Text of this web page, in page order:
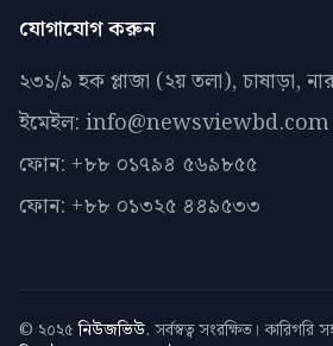
যোগাযোগ করুন
২৩১/৯ হক প্লাজা (২য় তলা), চাষাড়া,
ইমেইল: info@newsviewbd.com
ফোন: +৮৮ ০১৭৯৪ ৫৬৯৮৫৫
ফোন: +৮৮ ০১৩২৫ ৪৪৯৫৩৩
© ২০২৫ নিউজভিউ. সর্বস্বত্ব সংরক্ষিত। কারিগরি